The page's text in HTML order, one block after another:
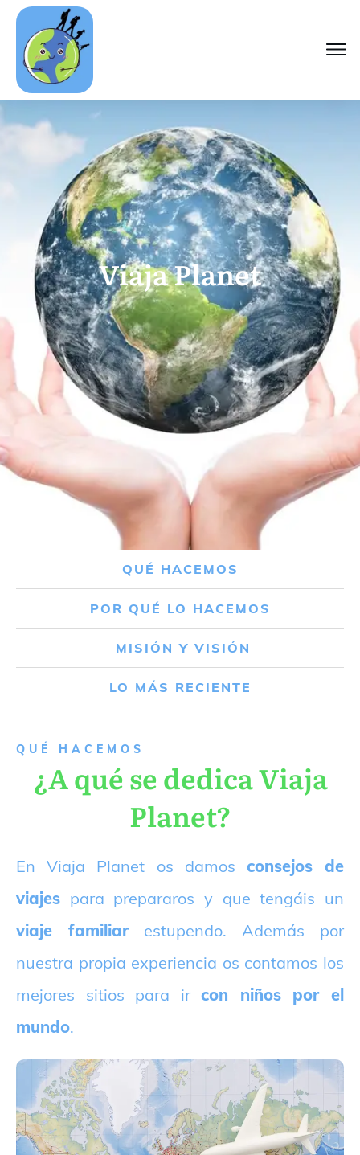
Viaja Planet
QUÉ HACEMOS
POR QUÉ LO HACEMOS
MISIÓN Y VISIÓN
LO MÁS RECIENTE
QUÉ HACEMOS
¿A qué se dedica Viaja
Planet?
En Viaja Planet os damos consejos de
viajes para prepararos y que tengáis un
viaje familiarestupendo. Además por
nuestra propia experiencia os contamos los
mejores sitios para ircon niños por el
mundo.